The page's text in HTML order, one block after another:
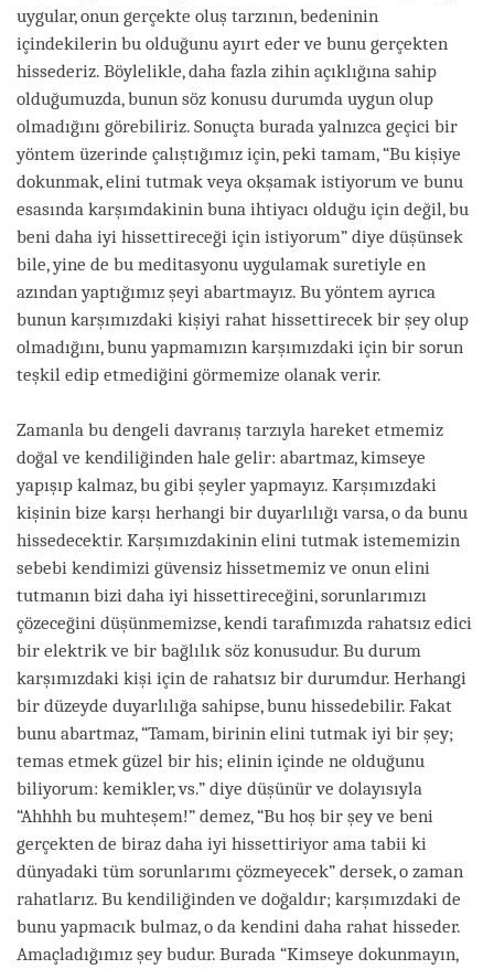
uygular, onun gerçekte oluş tarzının, bedeninin
içindekilerin bu olduğunu ayırt eder ve bunu gerçekten
hissederiz. Böylelikle, daha fazla zihin açıklığına sahip
olduğumuzda, bunun söz konusu durumda uygun olup
olmadığını görebiliriz. Sonuçta burada yalnızca geçici bir
yöntem üzerinde çalıştığımız için, peki tamam, “Bu kişiye
dokunmak, elini tutmak veya okşamak istiyorum ve bunu
esasında karşımdakinin buna ihtiyacı olduğu için değil, bu
beni daha iyi hissettireceği için istiyorum” diye düşünsek
bile, yine de bu meditasyonu uygulamak suretiyle en
azından yaptığımız şeyi abartmayız. Bu yöntem ayrıca
bunun karşımızdaki kişiyi rahat hissettirecek bir şey olup
olmadığını, bunu yapmamızın karşımızdaki için bir sorun
teşkil edip etmediğini görmemize olanak verir.
Zamanla bu dengeli davranış tarzıyla hareket etmemiz
doğal ve kendiliğinden hale gelir: abartmaz, kimseye
yapışıp kalmaz, bu gibi şeyler yapmayız. Karşımızdaki
kişinin bize karşı herhangi bir duyarlılığı varsa, o da bunu
hissedecektir. Karşımızdakinin elini tutmak istememizin
sebebi kendimizi güvensiz hissetmemiz ve onun elini
tutmanın bizi daha iyi hissettireceğini, sorunlarımızı
çözeceğini düşünmemizse, kendi tarafımızda rahatsız edici
bir elektrik ve bir bağlılık söz konusudur. Bu durum
karşımızdaki kişi için de rahatsız bir durumdur. Herhangi
bir düzeyde duyarlılığa sahipse, bunu hissedebilir. Fakat
bunu abartmaz, “Tamam, birinin elini tutmak iyi bir şey;
temas etmek güzel bir his; elinin içinde ne olduğunu
biliyorum: kemikler, vs.” diye düşünür ve dolayısıyla
“Ahhhh bu muhteşem!” demez, “Bu hoş bir şey ve beni
gerçekten de biraz daha iyi hissettiriyor ama tabii ki
dünyadaki tüm sorunlarımı çözmeyecek” dersek, o zaman
rahatlarız. Bu kendiliğinden ve doğaldır; karşımızdaki de
bunu yapmacık bulmaz, o da kendini daha rahat hisseder.
Amaçladığımız şey budur. Burada “Kimseye dokunmayın,